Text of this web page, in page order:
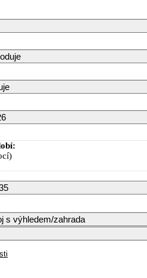
s výhledem/zahrada